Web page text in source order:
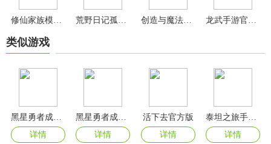
修仙家族模拟器内置修改器最新版 创造与魔法应用宝版本
类似游戏
黑星勇者成名录手游
详情
详情
活下去官方版
详情
详情